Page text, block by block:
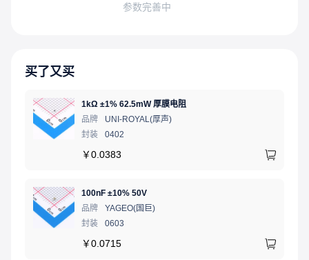
参数完善中
买了又买
1kΩ ±1% 62.5mW 厚膜电阻
品牌
UNI-ROYAL(厚声)
封装
0402
￥0.0383
100nF ±10% 50V
品牌
YAGEO(国巨)
封装
0603
￥0.0715